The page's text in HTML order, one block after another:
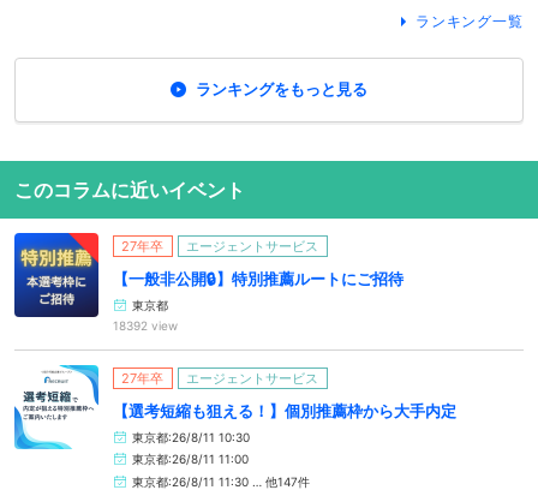
ランキング一覧
ランキングをもっと見る
このコラムに近いイベント
27年卒 エージェントサービス
【一般非公開🔒️】特別推薦ルートにご招待
東京都
18392 view
27年卒 エージェントサービス
【選考短縮も狙える！】個別推薦枠から大手内定
東京都:26/8/11 10:30
東京都:26/8/11 11:00
東京都:26/8/11 11:30 … 他147件